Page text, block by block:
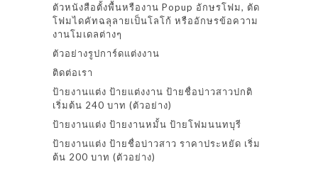
ตัวหนังสือตั้งพื้นหรืองาน Popup อักษรโฟม, ตัด
โฟมไดคัทฉลุลายเป็นโลโก้ หรืออักษรข้อความ
งานโมเดลต่างๆ
ตัวอย่างรูปการ์ดแต่งงาน
ติดต่อเรา
ป้ายงานแต่ง ป้ายแต่งงาน ป้ายชื่อบ่าวสาวปกติ
เริ่มต้น 240 บาท (ตัวอย่าง)
ป้ายงานแต่ง ป้ายงานหมั้น ป้ายโฟมนนทบุรี
ป้ายงานแต่ง ป้ายชื่อบ่าวสาว ราคาประหยัด เริ่ม
ต้น 200 บาท (ตัวอย่าง)